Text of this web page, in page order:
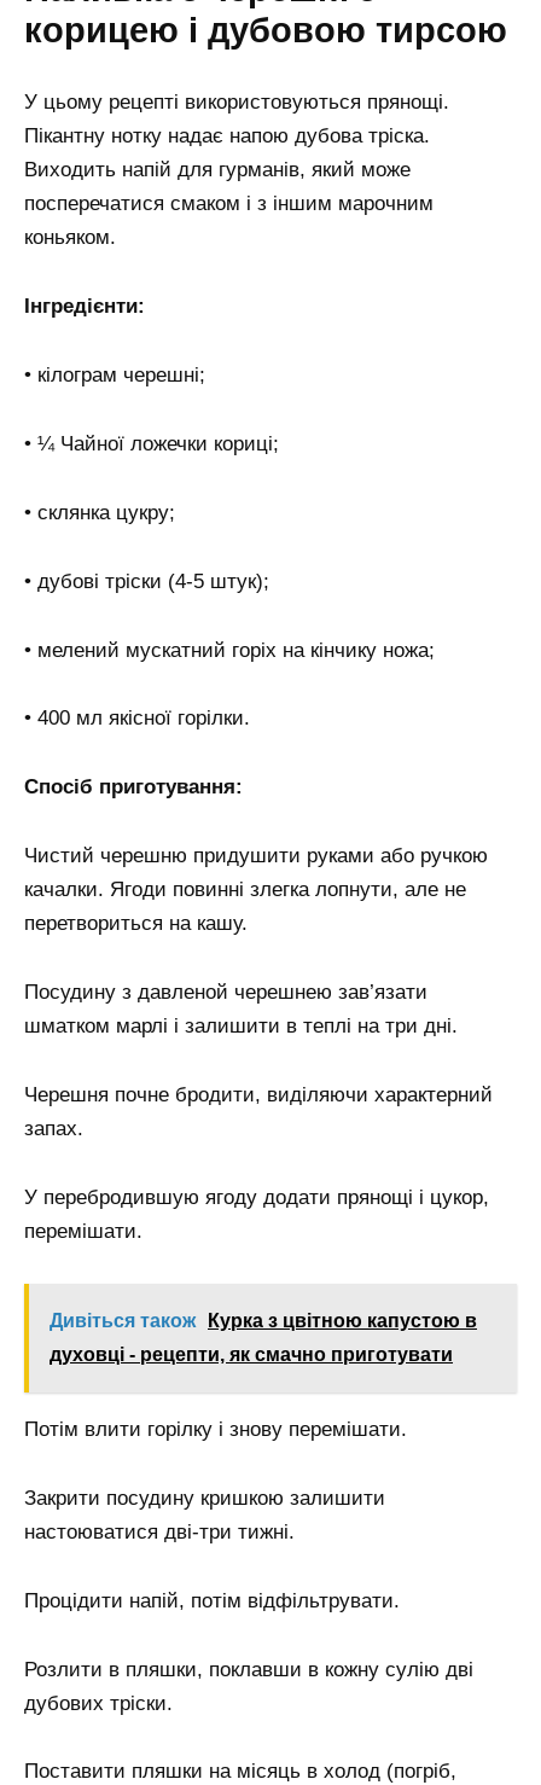
корицею і дубовою тирсою
У цьому рецепті використовуються прянощі.
Пікантну нотку надає напою дубова тріска.
Виходить напій для гурманів, який може
посперечатися смаком і з іншим марочним
коньяком.
Інгредієнти:
• кілограм черешні;
• ¼ Чайної ложечки кориці;
• склянка цукру;
• дубові тріски (4-5 штук);
• мелений мускатний горіх на кінчику ножа;
• 400 мл якісної горілки.
Спосіб приготування:
Чистий черешню придушити руками або ручкою
качалки. Ягоди повинні злегка лопнути, але не
перетвориться на кашу.
Посудину з давленой черешнею зав’язати
шматком марлі і залишити в теплі на три дні.
Черешня почне бродити, виділяючи характерний
запах.
У перебродившую ягоду додати прянощі і цукор,
перемішати.
Дивіться також
Курка з цвітною капустою в
духовці - рецепти, як смачно приготувати
Потім влити горілку і знову перемішати.
Закрити посудину кришкою залишити
настоюватися дві-три тижні.
Процідити напій, потім відфільтрувати.
Розлити в пляшки, поклавши в кожну сулію дві
дубових тріски.
Поставити пляшки на місяць в холод (погріб,